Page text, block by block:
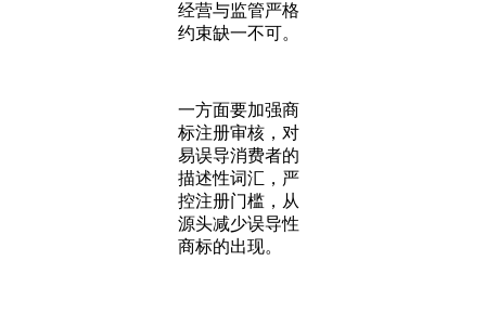
经营与监管严格
约束缺一不可。
一方面要加强商
标注册审核，对
易误导消费者的
描述性词汇，严
控注册门槛，从
源头减少误导性
商标的出现。